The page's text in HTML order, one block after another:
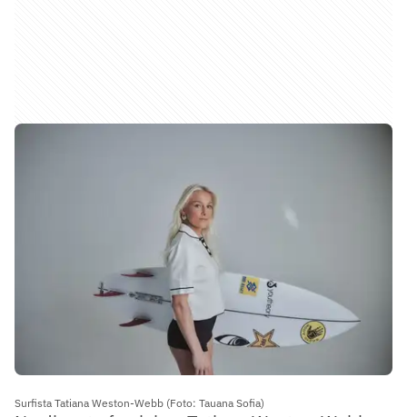
Surfista Tatiana Weston-Webb (Foto: Tauana Sofia)